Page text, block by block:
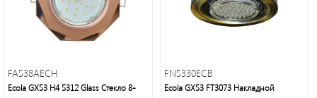
FA538AECH
Ecola GX53 H4 5312 Glass Стекло 8-
FN5330ECB
Ecola GX53 FT3073 Накладной